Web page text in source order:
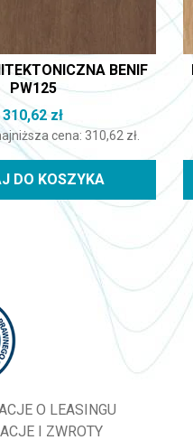
BENIF
PW125
310,62 zł
cena:310,62 zł
DO KOSZYKA
O LEASINGU
I ZWROTY